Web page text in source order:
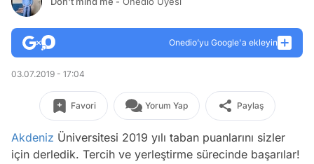
Onedio’yu Google'a ekleyin
03.07.2019 - 17:04
Favori Yorum Yap Paylaş
Akdeniz Üniversitesi 2019 yılı taban puanlarını sizler
için derledik. Tercih ve yerleştirme sürecinde başarılar!